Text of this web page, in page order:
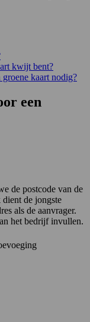
kwijt bent?
kaart nodig?
een
de postcode van de
de jongste
als de aanvrager.
het bedrijf invullen.